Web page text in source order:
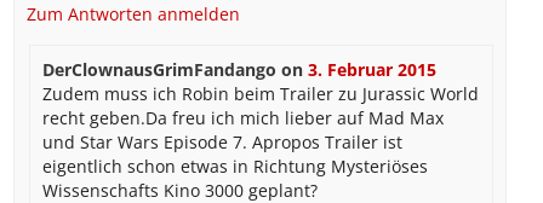
Zum Antworten anmelden
DerClownausGrimFandango on3. Februar 2015
Zudem muss ich Robin beim Trailer zu Jurassic World
recht geben.Da freu ich mich lieber auf Mad Max
und Star Wars Episode 7. Apropos Trailer ist
eigentlich schon etwas in Richtung Mysteriöses
Wissenschafts Kino 3000 geplant?